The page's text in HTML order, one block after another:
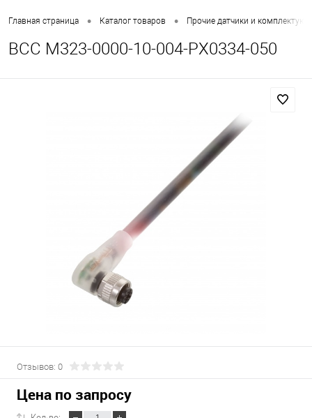
Главная страница • Каталог товаров • Прочие датчики и
BCC M323-0000-10-004-PX0334-050
Отзывов: 0
Цена по запросу